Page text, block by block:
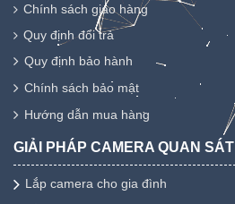
Chính sách giao hàng
Quy định đổi trả
Quy định bảo hành
Chính sách bảo mật
Hướng dẫn mua hàng
GIẢI PHÁP CAMERA QUAN SÁT
Lắp camera cho gia đình